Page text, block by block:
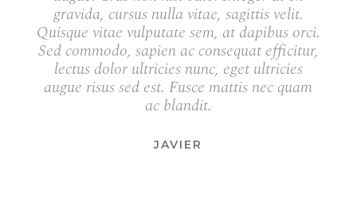
gravida, cursus nulla vitae, sagittis velit.
Quisque vitae vulputate sem, at dapibus orci.
Sed commodo, sapien ac consequat efficitur,
lectus dolor ultricies nunc, eget ultricies
augue risus sed est. Fusce mattis nec quam
ac blandit.
JAVIER